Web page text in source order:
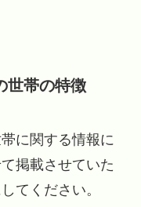
世帯の特徴
に関する情報に
掲載させていた
てください。